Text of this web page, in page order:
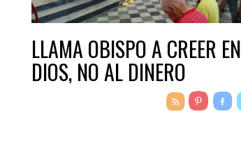
LLAMA OBISPO A CREER EN
DIOS, NO AL DINERO